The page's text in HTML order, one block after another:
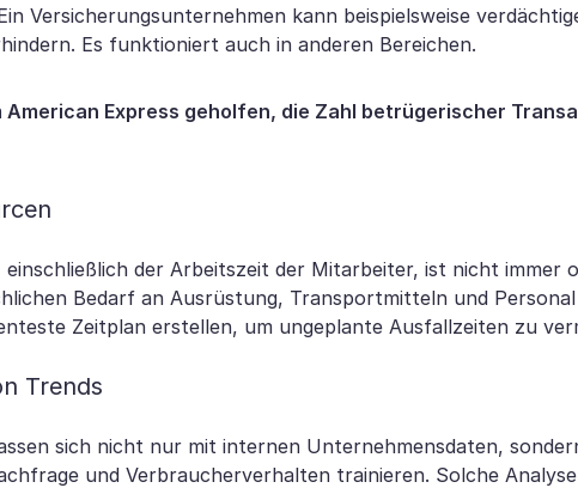
Versicherungsunternehmen kann beispielsweise
Es funktioniert auch in anderen Bereichen.
American Express geholfen, die Zahl betrügerischer
der Arbeitszeit der Mitarbeiter, ist nicht immer
Bedarf an Ausrüstung, Transportmitteln und
Zeitplan erstellen, um ungeplante Ausfallzeiten zu
Trends
sich nicht nur mit internen Unternehmensdaten,
und Verbraucherverhalten trainieren. Solche